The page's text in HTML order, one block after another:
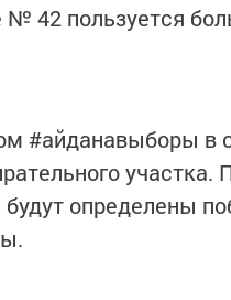
№ 42 пользуется
#айданавыборы в
участка.
определены